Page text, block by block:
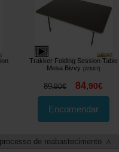
Trakker Folding Session Table
Mesa Bivvy [221007]
89,90€ 84,90€
Encomendar
de reabastecimento >